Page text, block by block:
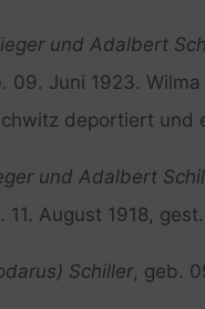
und Adalbert
09. Juni 1923.
deportiert und
und Adalbert
11. August 1918,
Schiller, geb.